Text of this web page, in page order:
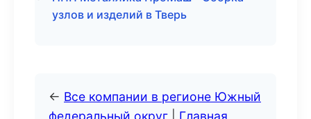
узлов и изделий в Тверь
← Все компании в регионе Южный
федеральный округ
Главная